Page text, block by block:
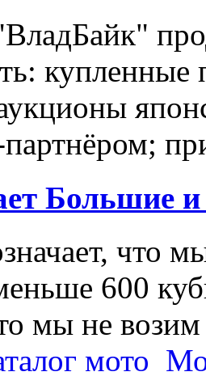
купленные
Большие
что
600
мы не
мото